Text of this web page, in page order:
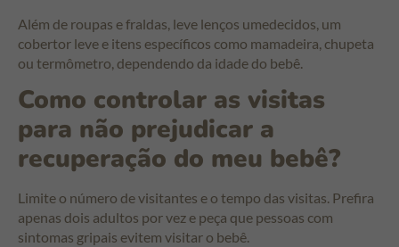
Além de roupas e fraldas, leve lenços umedecidos, um
cobertor leve e itens específicos como mamadeira, chupeta
ou termômetro, dependendo da idade do bebê.
Como controlar as visitas
para não prejudicar a
recuperação do meu bebê?
Limite o número de visitantes e o tempo das visitas. Prefira
apenas dois adultos por vez e peça que pessoas com
sintomas gripais evitem visitar o bebê.